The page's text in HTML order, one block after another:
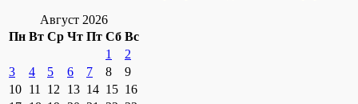
Август 2026
Пн Вт Ср Чт Пт Сб Вс
1
2
3
4 5 6 7 8
9
10 11 12 13 14 15 16